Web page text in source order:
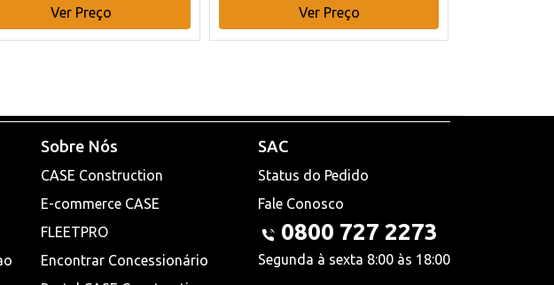
Ver Preço
Ver Preço
Sobre Nós
CASE Construction
E-commerce CASE
FLEETPRO
Encontrar Concessionário
SAC
Status do Pedido
Fale Conosco
0800 727 2273
Segunda à sexta 8:00 às 18:00